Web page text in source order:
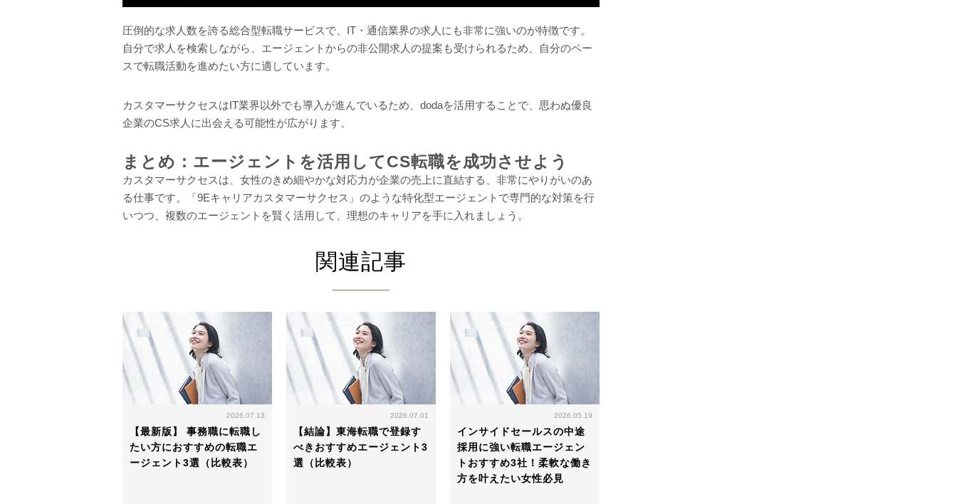
圧倒的な求人数を誇る総合型転職サービスで、IT・通信業界の求人にも非常に強いのが特徴です。
自分で求人を検索しながら、エージェントからの非公開求人の提案も受けられるため、自分のペー
スで転職活動を進めたい方に適しています。
カスタマーサクセスはIT業界以外でも導入が進んでいるため、dodaを活用することで、思わぬ優良
企業のCS求人に出会える可能性が広がります。
まとめ：エージェントを活用してCS転職を成功させよう
カスタマーサクセスは、女性のきめ細やかな対応力が企業の売上に直結する、非常にやりがいのあ
る仕事です。「9Eキャリアカスタマーサクセス」のような特化型エージェントで専門的な対策を行
いつつ、複数のエージェントを賢く活用して、理想のキャリアを手に入れましょう。
関連記事
2026.07.13
【最新版】 事務職に転職し
たい方におすすめの転職エ
ージェント3選（比較表）
2026.07.01
【結論】東海転職で登録す
べきおすすめエージェント3
選（比較表）
2026.05.19
インサイドセールスの中途
採用に強い転職エージェン
トおすすめ3社！柔軟な働き
方を叶えたい女性必見